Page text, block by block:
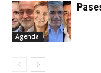
Agenda